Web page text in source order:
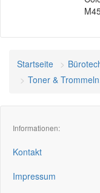
Startseite
Toner &
Informationen:
Kontakt
Impressum